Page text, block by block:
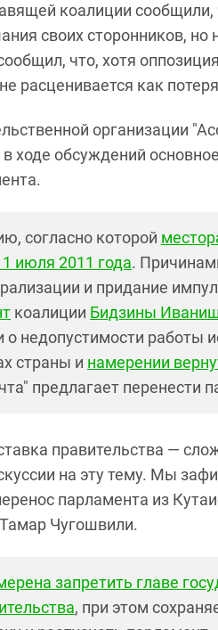
коалиции
своих сторонников,
что, хотя
расценивается как
организации
ходе обсуждений
согласно которой
июля 2011 года.
и придание
коалиции Бидзины
о недопустимости работы
страны и намерении
предлагает перенести
правительства —
на эту тему. Мы
парламента из
Чугошвили.
запретить главе
, при этом